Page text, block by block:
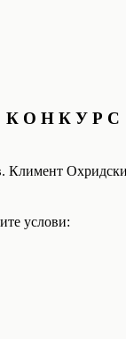
К О Н К У Р С
услови: